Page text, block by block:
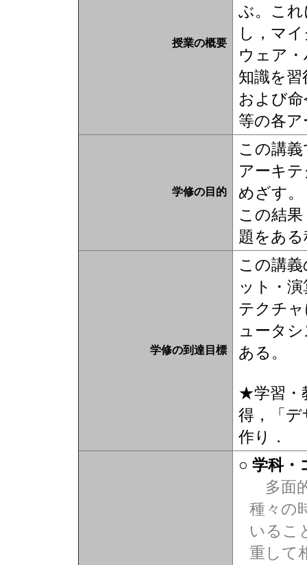
授業の概要
ぶ。こ
し，マ
ウェア
知識を
および
等の各
学修の目的
この講
アーキ
めざす。
この結
題をあ
学修の到達目標
この講
ット・
テクチ
ュータ
ある。
★学習・
得，「
作り．
○ 学科・
多面
種々の
いるこ
重して